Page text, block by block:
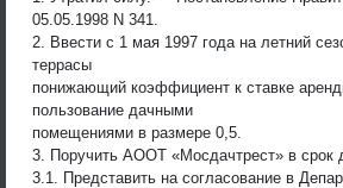
05.05.1998 N 341.
2. Ввести с 1 мая 1997 года на летний
террасы
понижающий коэффициент к ставке
пользование дачными
помещениями в размере 0,5.
3. Поручить АООТ «Мосдачтрест» в срок
3.1. Представить на согласование в